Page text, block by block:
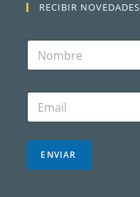
RECIBIR NOVEDADES
N
m
*
C
r
r
o
ENVIAR